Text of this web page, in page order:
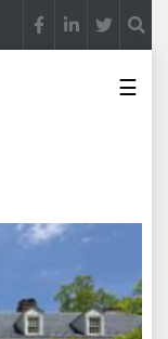
Promocija potencijal
☰